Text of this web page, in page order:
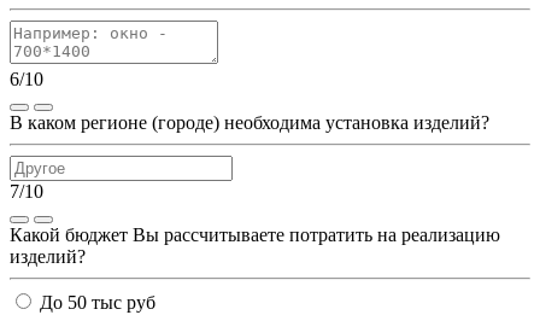
6/10
В каком регионе (городе) необходима установка изделий?
7/10
Какой бюджет Вы рассчитываете потратить на реализацию
изделий?
До 50 тыс руб